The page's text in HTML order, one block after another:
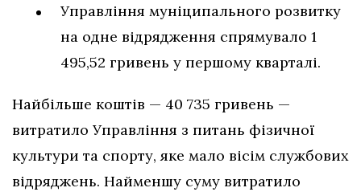
Управління муніципального розвитку
на одне відрядження спрямувало 1
495,52 гривень у першому кварталі.
Найбільше коштів — 40 735 гривень —
витратило Управління з питань фізичної
культури та спорту, яке мало вісім службових
відряджень. Найменшу суму витратило